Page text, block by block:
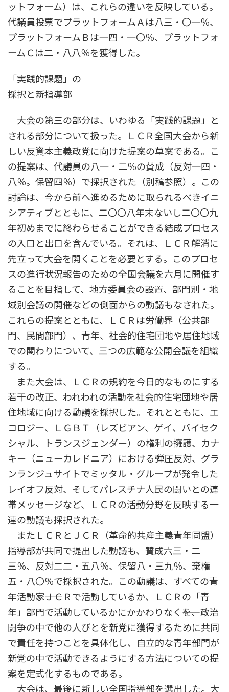
ットフォーム）は、これらの違いを反映している。
代議員投票でプラットフォームＡは八三・〇一％、
プラットフォームＢは一四・一〇％、プラットフォ
ームＣは二・八八％を獲得した。
「実践的課題」の
採択と新指導部
大会の第三の部分は、いわゆる「実践的課題」と
される部分について扱った。ＬＣＲ全国大会から新
しい反資本主義政党に向けた提案の草案である。こ
の提案は、代議員の八一・二％の賛成（反対一四・
八％。保留四％）で採択された（別稿参照）。この
討論は、今から前へ進めるために取られるべきイニ
シアティブとともに、二〇〇八年末ないし二〇〇九
年初めまでに終わらせることができる結成プロセス
の入口と出口を含んでいる。それは、ＬＣＲ解消に
先立って大会を開くことを必要とする。このプロセ
スの進行状況報告のための全国会議を六月に開催す
ることを目指して、地方委員会の設置、部門別・地
域別会議の開催などの側面からの動議もなされた。
これらの提案とともに、ＬＣＲは労働界（公共部
門、民間部門）、青年、社会的住宅団地や居住地域
での関わりについて、三つの広範な公開会議を組織
する。
また大会は、ＬＣＲの規約を今日的なものにする
若干の改正、われわれの活動を社会的住宅団地や居
住地域に向ける動議を採択した。それとともに、エ
コロジー、ＬＧＢＴ（レズビアン、ゲイ、バイセク
シャル、トランスジェンダー）の権利の擁護、カナ
キー（ニューカレドニア）における弾圧反対、グラ
ンランジュサイトでミッタル・グループが発令した
レイオフ反対、そしてパレスチナ人民の闘いとの連
帯メッセージなど、ＬＣＲの活動分野を反映する一
連の動議も採択された。
またＬＣＲとＪＣＲ（革命的共産主義青年同盟）
指導部が共同で提出した動議も、賛成六三・二
三％、反対二二・五八％、保留八・三九％、棄権
五・八〇％で採択された。この動議は、すべての青
年活動家――ＪＣＲで活動しているか、ＬＣＲの「青
年」部門で活動しているかにかかわりなく――を、政治
闘争の中で他の人びとを新党に獲得するために共同
で責任を持つことを具体化し、自立的な青年部門が
新党の中で活動できるようにする方法についての提
案を定式化するものである。
大会は、最後に新しい全国指導部を選出した。大